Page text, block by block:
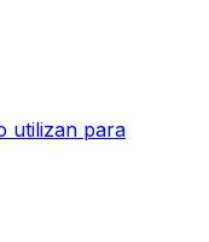
utilizan para